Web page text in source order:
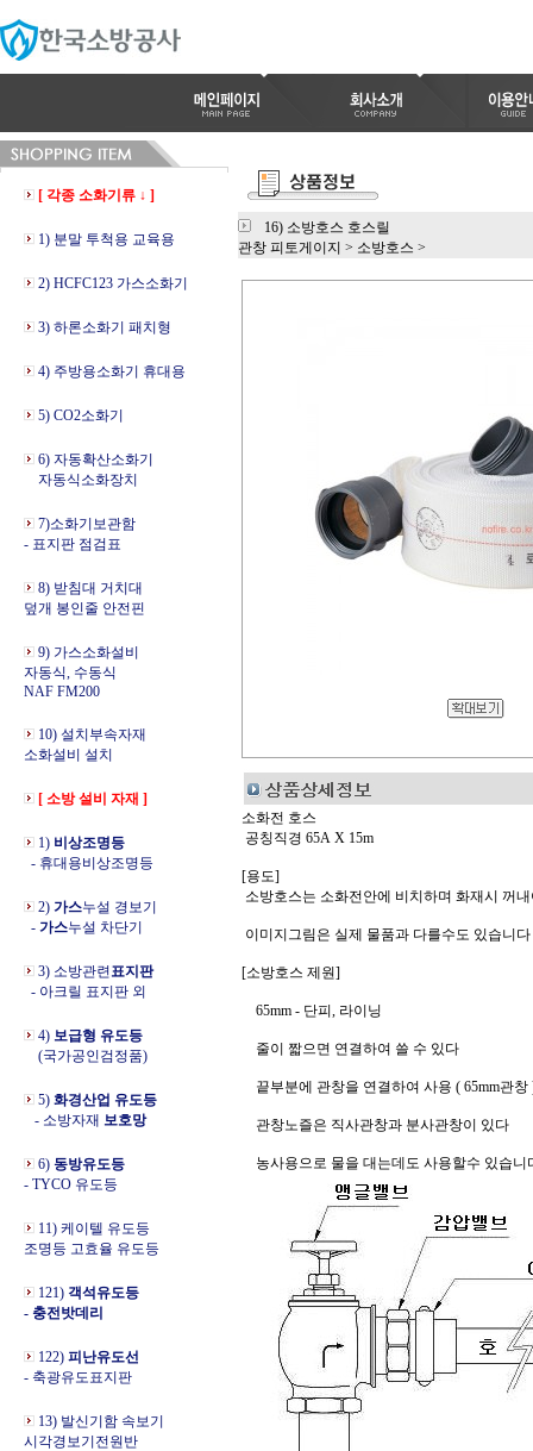
[ 각종 소화기류 ↓ ]
1) 분말 투척용 교육용
2) HCFC123 가스소화기
3) 하론소화기 패치형
4) 주방용소화기 휴대용
5) CO2소화기
6) 자동확산소화기
자동식소화장치
7)소화기보관함
- 표지판 점검표
8) 받침대 거치대
덮개 봉인줄 안전핀
9) 가스소화설비
자동식, 수동식
NAF FM200
10) 설치부속자재
소화설비 설치
[ 소방 설비 자재 ]
1) 비상조명등
- 휴대용비상조명등
2) 가스누설 경보기
- 가스누설 차단기
3) 소방관련 표지판
- 아크릴 표지판 외
4) 보급형 유도등
(국가공인검정품)
5) 화경산업 유도등
- 소방자재 보호망
6) 동방유도등
- TYCO 유도등
11) 케이텔 유도등
조명등 고효율 유도등
121) 객석유도등
- 충전밧데리
122) 피난유도선
- 축광유도표지판
13) 발신기함 속보기
시각경보기전원반
16) 소방호스 호스릴
관창 피토게이지 > 소방호스 >
소화전 호스
공칭직경 65A X 15m
[용도]
소방호스는 소화전안에 비치하며 화재시 꺼
이미지그림은 실제 물품과 다를수도 있습니다
[소방호스 제원]
65mm - 단피, 라이닝
줄이 짧으면 연결하여 쓸 수 있다
끝부분에 관창을 연결하여 사용 ( 65mm관창
관창노즐은 직사관창과 분사관창이 있다
농사용으로 물을 대는데도 사용할수 있습니